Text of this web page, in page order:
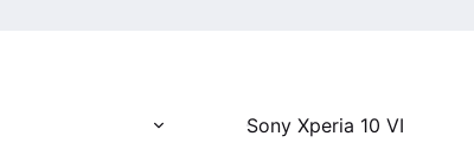
Sony Xperia 10 VI